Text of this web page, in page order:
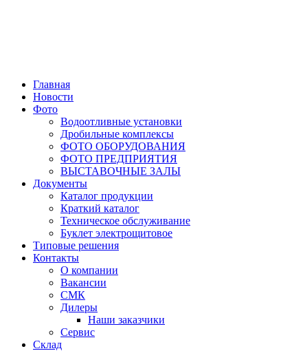
Главная
Новости
Фото
Водоотливные установки
Дробильные комплексы
ФОТО ОБОРУДОВАНИЯ
ФОТО ПРЕДПРИЯТИЯ
ВЫСТАВОЧНЫЕ ЗАЛЫ
Документы
Каталог продукции
Краткий каталог
Техническое обслуживание
Буклет электрощитовое
Типовые решения
Контакты
О компании
Вакансии
СМК
Дилеры
Наши заказчики
Сервис
Склад